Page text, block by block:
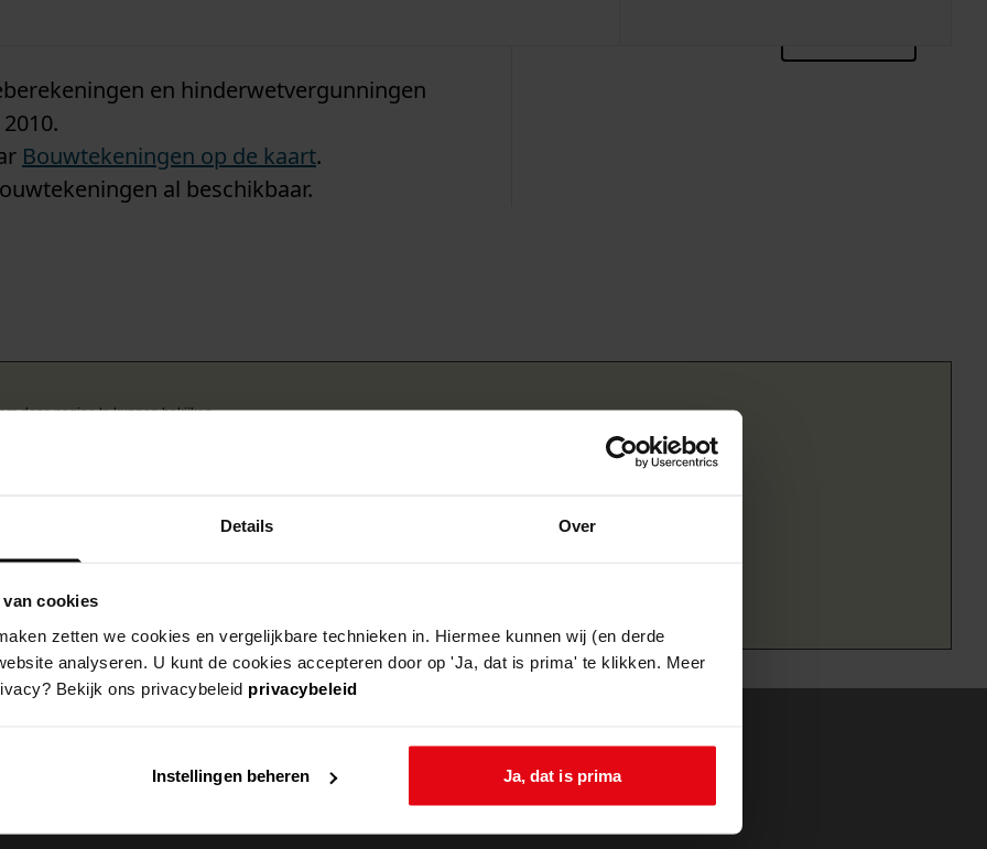
Details Over
cookies
zetten we cookies en vergelijkbare technieken in. Hiermee kunnen wij (en derde
analyseren. U kunt de cookies accepteren door op 'Ja, dat is prima' te klikken. Meer
Bekijk ons privacybeleid privacybeleid
Instellingen beheren Ja, dat is prima
en hinderwetvergunningen
Bouwtekeningen op de kaart.
al beschikbaar.
deze pagina te kunnen bekijken.